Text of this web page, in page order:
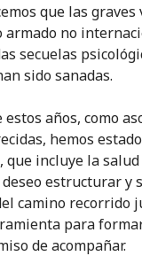
que las
armado no
secuelas
sido sanadas.
años, como
hemos
que incluye la
estructurar y
camino recorrido
para
de acompañar.